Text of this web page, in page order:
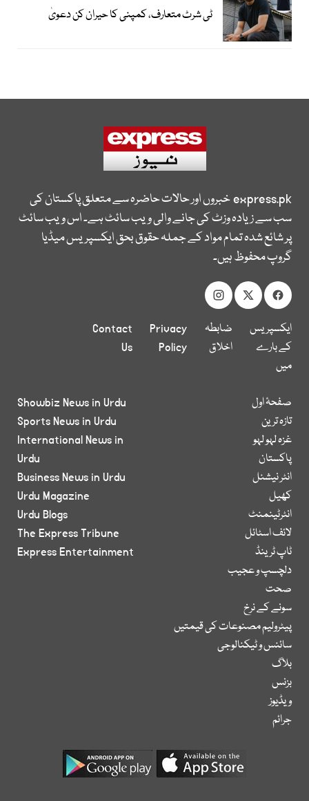
ٹی شرٹ متعارف، کمپنی کا حیران کن دعویٰ
express.pkخبروں اور حالات حاضرہ سے متعلق پاکستان کی
سب سے زیادہ وزٹ کی جانے والی ویب سائٹ ہے۔ اس ویب سائٹ
پر شائع شدہ تمام مواد کے جملہ حقوق بحق ایکسپریس میڈیا
گروپ محفوظ ہیں۔
ایکسپریس
کے بارے
میں
ضابطہ
اخلاق
Privacy
Policy
Contact
Us
صفحۂ اول
تازہ ترین
غزہ لہو لہو
پاکستان
انٹر نیشنل
کھیل
انٹرٹینمنٹ
لائف اسٹائل
ٹاپ ٹرینڈ
دلچسپ و عجیب
صحت
سونے کے نرخ
پیٹرولیم مصنوعات کی قیمتیں
سائنس و ٹیکنالوجی
بلاگ
بزنس
ویڈیوز
جرائم
Showbiz News in Urdu
Sports News in Urdu
International News in
Urdu
Business News in Urdu
Urdu Magazine
Urdu Blogs
The Express Tribune
Express Entertainment